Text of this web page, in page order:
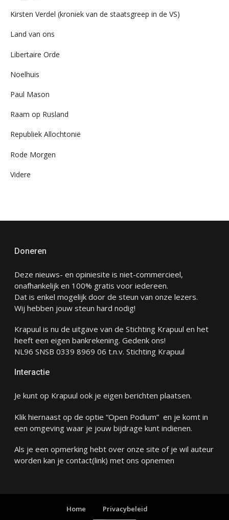
Kirsten Verdel (kroniek van de staatsgreep in de VS)
Land van ons
Libertaire Orde
Noelhuis
Paul Mason
Raam op Rusland
Republiek Allochtonië
Rode Morgen
Videre
Doneren
Deze nieuws- en opiniesite is niet-commercieel,
onafhankelijk en 100% gratis voor iedereen.
Dat is enkel mogelijk door de steun van onze lezers.
Wij hebben jouw steun hard nodig!
Krapuul is nu de uitgave van de Stichting Krapuul en het
heeft een eigen bankrekening. Gedenk ons!
NL96 SNSB 0339 8969 06 t.n.v. Stichting Krapuul
Interactie
Je kunt op Krapuul ook je eigen berichten plaatsen.
Klik hiernaast op de optie “Open Podium” en je komt in
een omgeving waar je jouw bijdrage kunt indienen.
Als je een opmerking hebt over onze site of je wil auteur
worden kan je contact(link) met ons opnemen
Home Privacybeleid